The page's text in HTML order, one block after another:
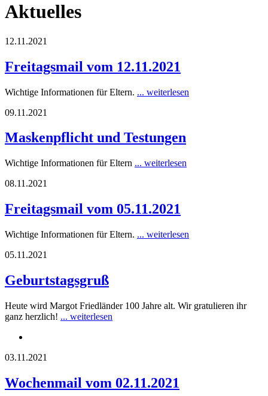
Aktuelles
12.11.2021
Freitagsmail vom 12.11.2021
Wichtige Informationen für Eltern. ... weiterlesen
09.11.2021
Maskenpflicht und Testungen
Wichtige Informationen für Eltern ... weiterlesen
08.11.2021
Freitagsmail vom 05.11.2021
Wichtige Informationen für Eltern. ... weiterlesen
05.11.2021
Geburtstagsgruß
Heute wird Margot Friedländer 100 Jahre alt. Wir gratulieren ihr
ganz herzlich! ... weiterlesen
03.11.2021
Wochenmail vom 02.11.2021